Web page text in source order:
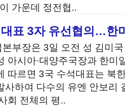
가운데 정전협..
표 3자 유선협의…한
부장은 3일 오전 성 김미
아시아·대양주국장과 한미
따르면 3국 수석대표는 북
사하여 다수의 유엔 안보리
회 전체의 평..